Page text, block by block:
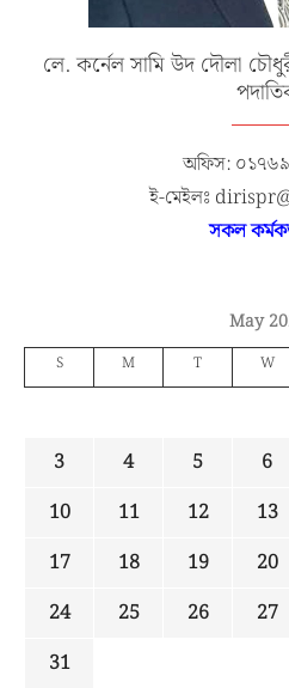
লে. কর্নেল সামি উদ দৌলা
অফিস:
ই-মেইলঃ
সকল
May
S M T W
3
4 5 6
10
11 12 13
17
18 19 20
24
25 26 27
31